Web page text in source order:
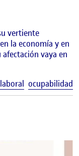
vertiente
la economía y en
vaya en
ocupabilidad